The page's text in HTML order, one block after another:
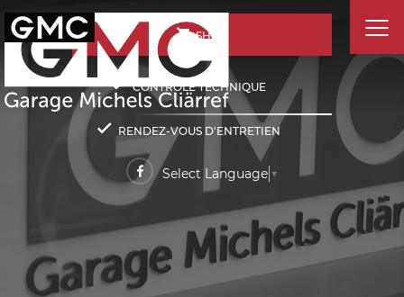
SHOP
CONTRÔLE TECHNIQUE
RENDEZ-VOUS D'ENTRETIEN
Select Language ▼